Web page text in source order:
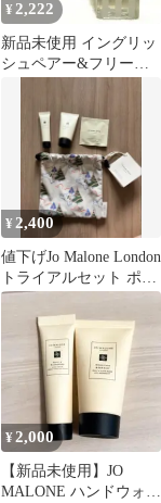
¥ 2,222
新品未使用 イングリッ
シュペアー&フリージ
アボディ＆ハンドウォ
¥ 2,400
値下げJo Malone London
トライアルセット ポー
チ付
¥2,000
【新品未使用】JO
MALONE ハンドウォッ